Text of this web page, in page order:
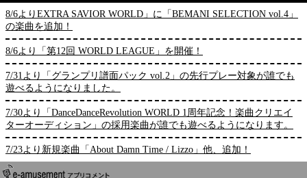
8/6よりEXTRA SAVIOR WORLD」に「BEMANI SELECTION vol.4」
の楽曲を追加！
8/6より「第12回 WORLD LEAGUE」を開催！
7/31より「グランプリ譜面パック vol.2」の先行プレー対象が誰でも
遊べるようになりました。
7/30より「DanceDanceRevolution WORLD 1周年記念！楽曲クリエイ
ターオーディション」の採用楽曲が誰でも遊べるようになります。
7/23より新規楽曲「About Damn Time / Lizzo」他、追加！